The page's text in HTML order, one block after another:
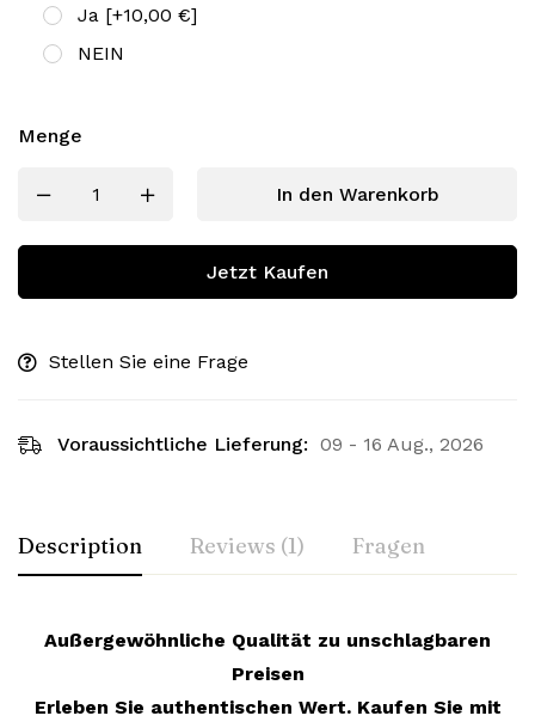
Ja [+10,00 €]
NEIN
Menge
In den Warenkorb
Jetzt Kaufen
Stellen Sie eine Frage
Voraussichtliche Lieferung: 09 - 16 Aug., 2026
Description Reviews (1) Fragen
Außergewöhnliche Qualität zu unschlagbaren
Preisen
Erleben Sie authentischen Wert. Kaufen Sie mit